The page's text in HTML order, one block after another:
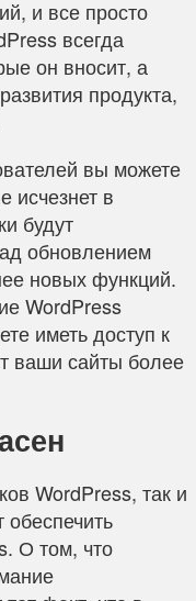
и все просто
всегда
он вносит, а
продукта,
вы можете
исчезнет в
будут
обновлением
новых функций.
WordPress
иметь доступ к
ваши сайты более
WordPress, так и
О том, что